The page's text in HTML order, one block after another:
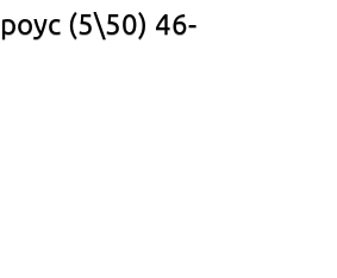
(5\50) 46-